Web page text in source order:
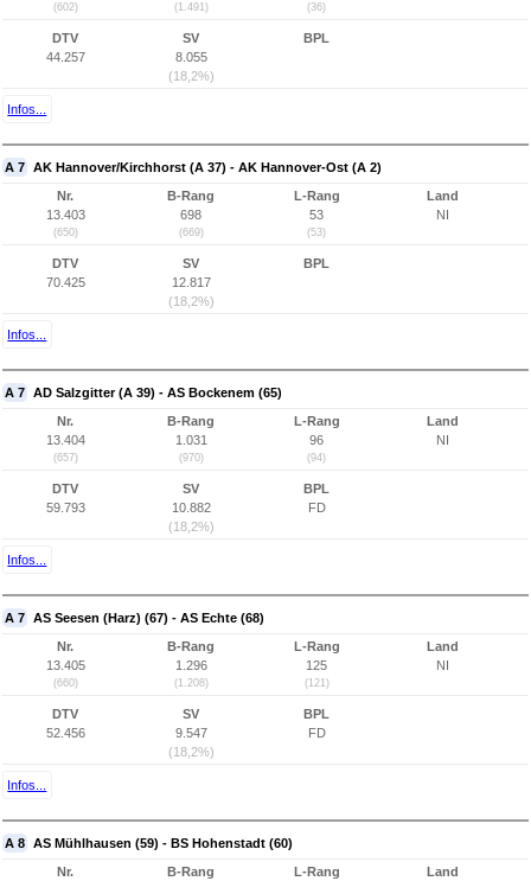
(602) (1.491) (36)
DTV
44.257
SV
8.055
(18,2%)
BPL
Infos...
A 7 AK Hannover/Kirchhorst (A 37) - AK Hannover-Ost (A 2)
Nr.
13.403
(650)
B-Rang
698
(669)
L-Rang
53
(53)
Land
NI
DTV
70.425
SV
12.817
(18,2%)
BPL
Infos...
A 7 AD Salzgitter (A 39) - AS Bockenem (65)
Nr.
13.404
(657)
B-Rang
1.031
(970)
L-Rang
96
(94)
Land
NI
DTV
59.793
SV
10.882
(18,2%)
BPL
FD
Infos...
A 7 AS Seesen (Harz) (67) - AS Echte (68)
Nr.
13.405
(660)
B-Rang
1.296
(1.208)
L-Rang
125
(121)
Land
NI
DTV
52.456
SV
9.547
(18,2%)
BPL
FD
Infos...
A 8 AS Mühlhausen (59) - BS Hohenstadt (60)
Nr.
B-Rang
L-Rang
Land